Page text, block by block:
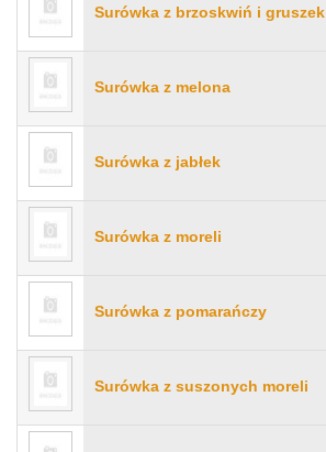
Surówka z brzoskwiń i gruszek
Surówka z melona
Surówka z jabłek
Surówka z moreli
Surówka z pomarańczy
Surówka z suszonych moreli